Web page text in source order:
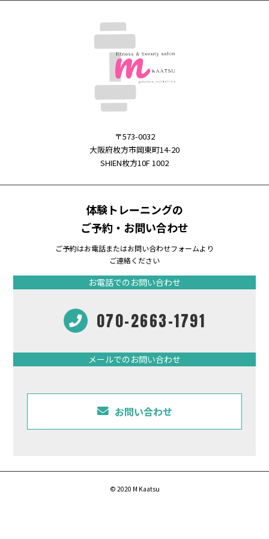
〒573-0032
大阪府枚方市岡東町14-20
SHIEN枚方10F 1002
体験トレーニングの
ご予約・お問い合わせ
ご予約はお電話またはお問い合わせフォームより
ご連絡ください
お電話でのお問い合わせ
070-2663-1791
メールでのお問い合わせ
お問い合わせ
© 2020 M Kaatsu